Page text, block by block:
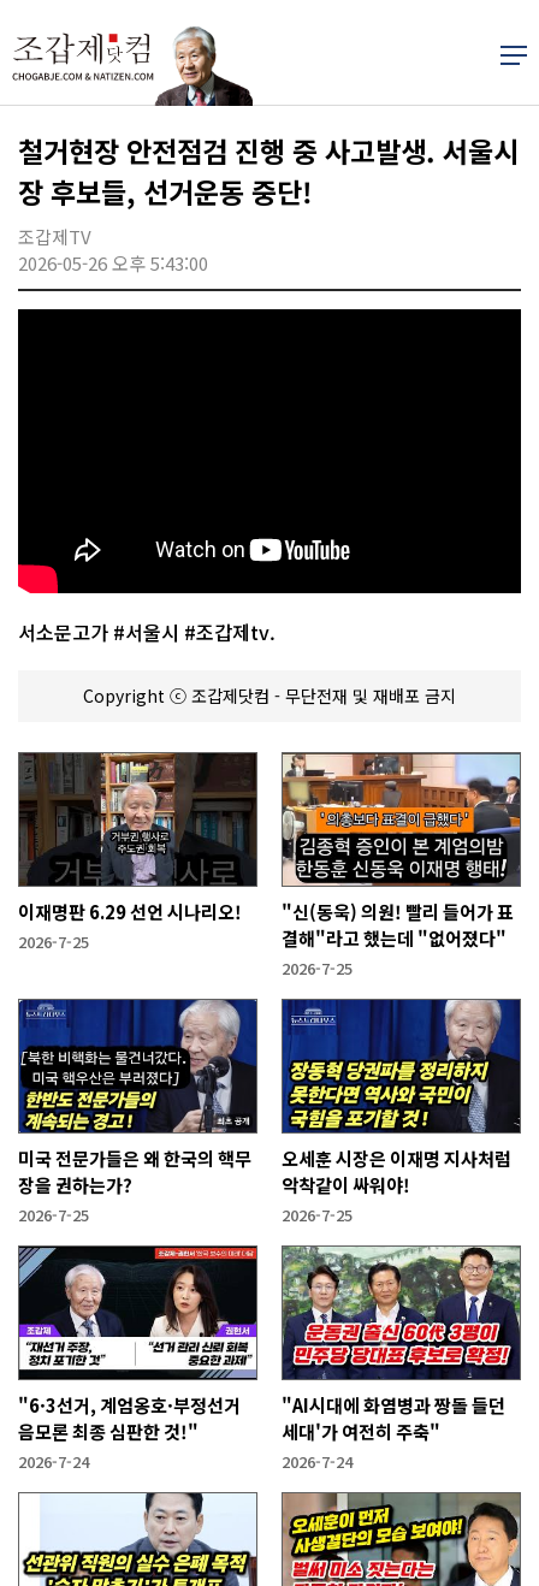
철거현장 안전점검 진행 중 사고발생. 서울시
장 후보들, 선거운동 중단!
조갑제TV
2026-05-26 오후 5:43:00
서소문고가 #서울시 #조갑제tv.
Copyright ⓒ 조갑제닷컴 - 무단전재 및 재배포 금지
이재명판 6.29 선언 시나리오!
2026-7-25
"신(동욱) 의원! 빨리 들어가 표
결해"라고 했는데 "없어졌다"
2026-7-25
미국 전문가들은 왜 한국의 핵무
장을 권하는가?
2026-7-25
오세훈 시장은 이재명 지사처럼
악착같이 싸워야!
2026-7-25
"6·3선거, 계엄옹호·부정선거
음모론 최종 심판한 것!"
2026-7-24
"AI시대에 화염병과 짱돌 들던
세대'가 여전히 주축"
2026-7-24